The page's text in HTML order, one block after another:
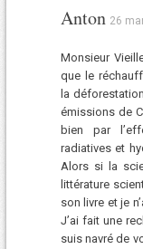
Anton 26
Monsieur
que le
la
émissions de
bien par
radiatives et
Alors si la
littérature
son livre et je
J’ai fait une
suis navré de